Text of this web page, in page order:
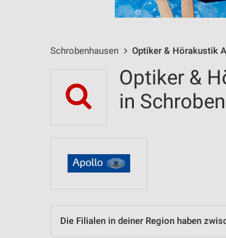
Schrobenhausen Optiker & Hörakustik
Optiker &
in
Die Filialen in deiner Region haben